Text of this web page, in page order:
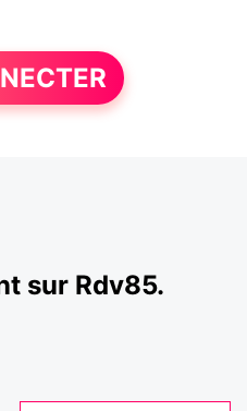
sur Rdv85.